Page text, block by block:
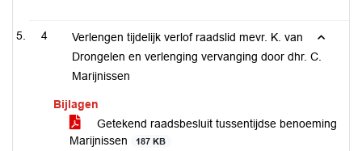
4
Verlengen tijdelijk verlof raadslid mevr. K. van
Drongelen en verlenging vervanging door dhr. C.
Marijnissen
Bijlagen
Getekend raadsbesluit tussentijdse benoeming
Marijnissen
187 KB